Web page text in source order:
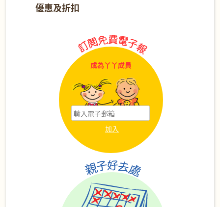
優惠及折扣
成為丫丫成員